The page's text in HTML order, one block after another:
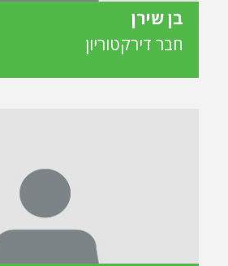
בן שירן
חבר דירקטוריון